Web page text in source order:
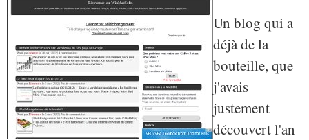
Un blog qui a
déjà de la
bouteille, que
j'avais
justement
découvert l'an